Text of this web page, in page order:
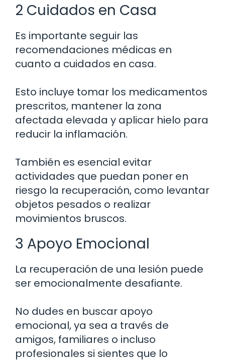
2 Cuidados en Casa
Es importante seguir las
recomendaciones médicas en
cuanto a cuidados en casa.
Esto incluye tomar los medicamentos
prescritos, mantener la zona
afectada elevada y aplicar hielo para
reducir la inflamación.
También es esencial evitar
actividades que puedan poner en
riesgo la recuperación, como levantar
objetos pesados o realizar
movimientos bruscos.
3 Apoyo Emocional
La recuperación de una lesión puede
ser emocionalmente desafiante.
No dudes en buscar apoyo
emocional, ya sea a través de
amigos, familiares o incluso
profesionales si sientes que lo